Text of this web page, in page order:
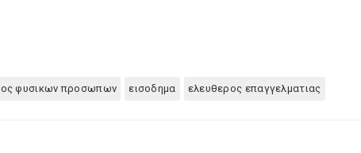
φυσικων προσωπων εισοδημα ελευθερος επαγγελματιας